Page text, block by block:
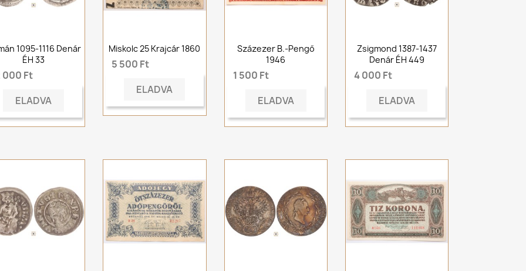
1095-1116 Denár
ÉH 33
000 Ft
ELADVA
Miskolc 25 Krajcár 1860
5 500 Ft
ELADVA
Százezer B.-Pengő
1946
1 500 Ft
ELADVA
Zsigmond 1387-1437
Denár ÉH 449
4 000 Ft
ELADVA